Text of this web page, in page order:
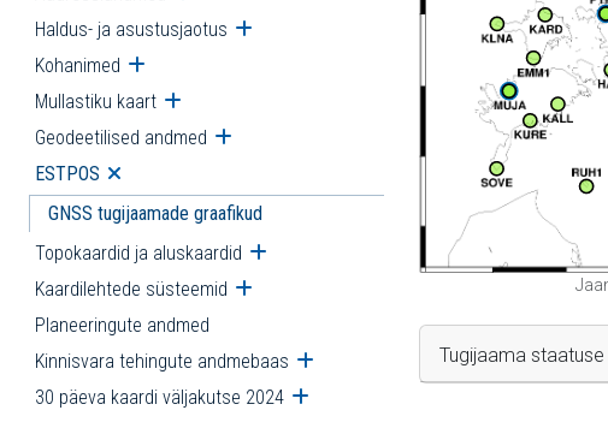
Haldus- ja asustusjaotus Ava alammenüü
Kohanimed Ava alammenüü
Mullastiku kaart Ava alammenüü
Geodeetilised andmed Ava alammenüü
ESTPOS Ava alammenüü
GNSS tugijaamade graafikud
Topokaardid ja aluskaardid Ava alammenüü
Kaardilehtede süsteemid Ava alammenüü
Planeeringute andmed
Kinnisvara tehingute andmebaas Ava alammenüü
30 päeva kaardi väljakutse 2024 Ava alammenüü
Tugijaama